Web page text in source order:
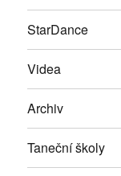
StarDance
Videa
Archiv
Taneční školy